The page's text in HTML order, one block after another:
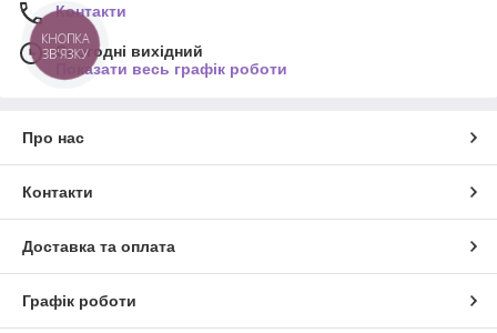
Контакти
Сьогодні вихідний
Показати весь графік роботи
Про нас
Контакти
Доставка та оплата
Графік роботи
КНОПКА
ЗВ'ЯЗКУ